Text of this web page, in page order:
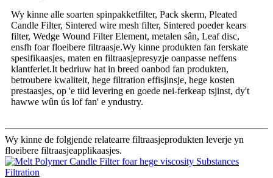
Wy kinne alle soarten spinpakketfilter, Pack skerm, Pleated
Candle Filter, Sintered wire mesh filter, Sintered poeder kears
filter, Wedge Wound Filter Element, metalen sân, Leaf disc,
ensfh foar floeibere filtraasje.Wy kinne produkten fan ferskate
spesifikaasjes, maten en filtraasjepresyzje oanpasse neffens
klantferlet.It bedriuw hat in breed oanbod fan produkten,
betroubere kwaliteit, hege filtration effisjinsje, hege kosten
prestaasjes, op 'e tiid levering en goede nei-ferkeap tsjinst, dy't
hawwe wûn ús lof fan' e yndustry.
Wy kinne de folgjende relatearre filtraasjeprodukten leverje yn
floeibere filtraasjeapplikaasjes.